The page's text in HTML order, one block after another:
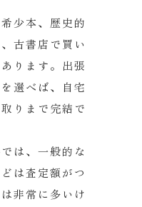
少本、歴史的
古書店で買い
ります。出張
選べば、自宅
りまで完結で
は、一般的な
は査定額がつ
非常に多いけ